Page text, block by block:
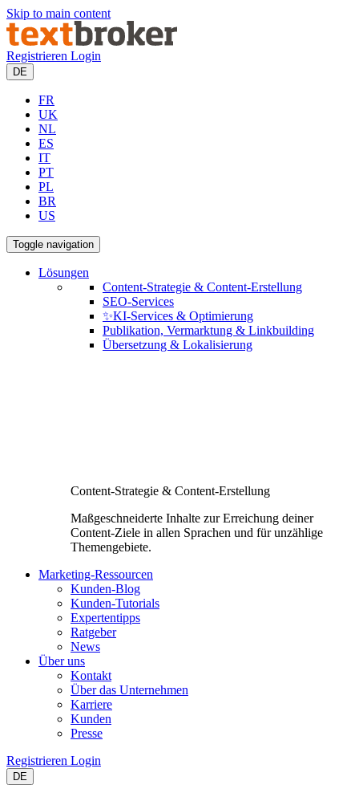
Skip to main content
Registrieren Login
DE
FR
UK
NL
ES
IT
PT
PL
BR
US
Toggle navigation
Lösungen
Content-Strategie & Content-Erstellung
SEO-Services
✨KI-Services & Optimierung
Publikation, Vermarktung & Linkbuilding
Übersetzung & Lokalisierung
Content-Strategie & Content-Erstellung
Maßgeschneiderte Inhalte zur Erreichung deiner
Content-Ziele in allen Sprachen und für unzählige
Themengebiete.
Marketing-Ressourcen
Kunden-Blog
Kunden-Tutorials
Expertentipps
Ratgeber
News
Über uns
Kontakt
Über das Unternehmen
Karriere
Kunden
Presse
Registrieren Login
DE